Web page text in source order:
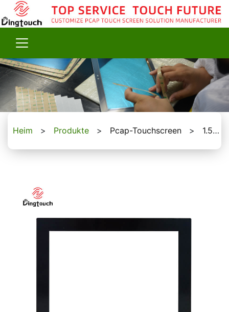
Heim > Produkte > Pcap-Touchscreen > 1.5 To 17-Zoll-Touchscreen